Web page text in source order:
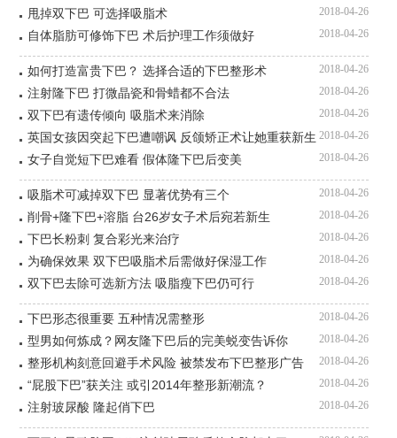
2018-04-26
甩掉双下巴 可选择吸脂术
2018-04-26
自体脂肪可修饰下巴 术后护理工作须做好
2018-04-26
如何打造富贵下巴？ 选择合适的下巴整形术
2018-04-26
注射隆下巴 打微晶瓷和骨蜡都不合法
2018-04-26
双下巴有遗传倾向 吸脂术来消除
2018-04-26
英国女孩因突起下巴遭嘲讽 反颌矫正术让她重获新生
2018-04-26
女子自觉短下巴难看 假体隆下巴后变美
2018-04-26
吸脂术可减掉双下巴 显著优势有三个
2018-04-26
削骨+隆下巴+溶脂 台26岁女子术后宛若新生
2018-04-26
下巴长粉刺 复合彩光来治疗
2018-04-26
为确保效果 双下巴吸脂术后需做好保湿工作
2018-04-26
双下巴去除可选新方法 吸脂瘦下巴仍可行
2018-04-26
下巴形态很重要 五种情况需整形
2018-04-26
型男如何炼成？网友隆下巴后的完美蜕变告诉你
2018-04-26
整形机构刻意回避手术风险 被禁发布下巴整形广告
2018-04-26
“屁股下巴”获关注 或引2014年整形新潮流？
2018-04-26
注射玻尿酸 隆起俏下巴